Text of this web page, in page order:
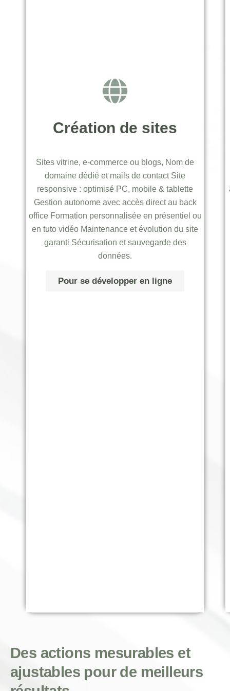
Création de sites
Sites vitrine, e-commerce ou blogs, Nom de
domaine dédié et mails de contact Site
responsive : optimisé PC, mobile & tablette
Gestion autonome avec accès direct au back
office Formation personnalisée en présentiel ou
en tuto vidéo Maintenance et évolution du site
garanti Sécurisation et sauvegarde des
données.
Pour se développer en ligne
Des actions mesurables et
ajustables pour de meilleurs